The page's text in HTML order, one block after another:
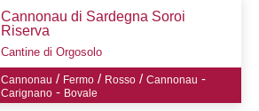
Cannonau di Sardegna Soroi
Riserva
Cantine di Orgosolo
Cannonau / Fermo / Rosso /Cannonau -
Carignano - Bovale